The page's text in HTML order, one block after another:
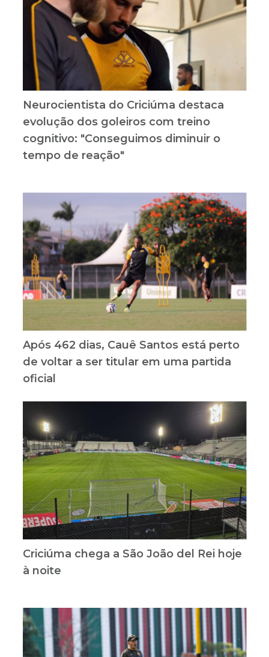
Neurocientista do Criciúma destaca
evolução dos goleiros com treino
cognitivo: "Conseguimos diminuir o
tempo de reação"
Após 462 dias, Cauê Santos está perto
de voltar a ser titular em uma partida
oficial
Criciúma chega a São João del Rei hoje
à noite